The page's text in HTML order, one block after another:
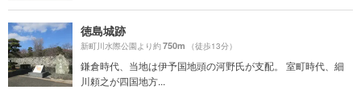
徳島城跡
新町川水際公園より約750m （徒歩13分）
鎌倉時代、当地は伊予国地頭の河野氏が支配。 室町時代、細
川頼之が四国地方...